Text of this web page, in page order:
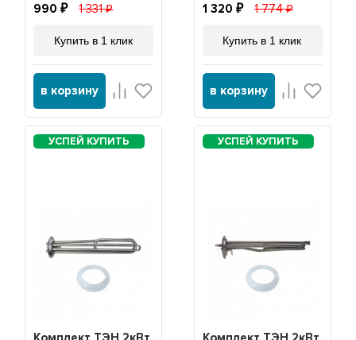
990 1 331
Купить в 1 клик
в корзину
1 320 1 774
Купить в 1 клик
в корзину